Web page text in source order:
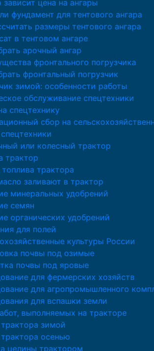
зависит цена на ангары
фундамент для тентового ангара
размеры тентового ангара
в тентовом ангаре
арочный ангар
фронтального погрузчика
фронтальный погрузчик
зимой: особенности работы
обслуживание спецтехники
спецтехнику
сбор на
или колесный трактор
трактор
трактора
заливают в трактор
минеральных удобрений
семян
органических удобрений
для полей
культуры России
почвы под озимые
почвы под яровые
для фермерских хозяйств
для агропромышленного
для вспашки земли
выполняемых на тракторе
зимой
осенью
целины трактором